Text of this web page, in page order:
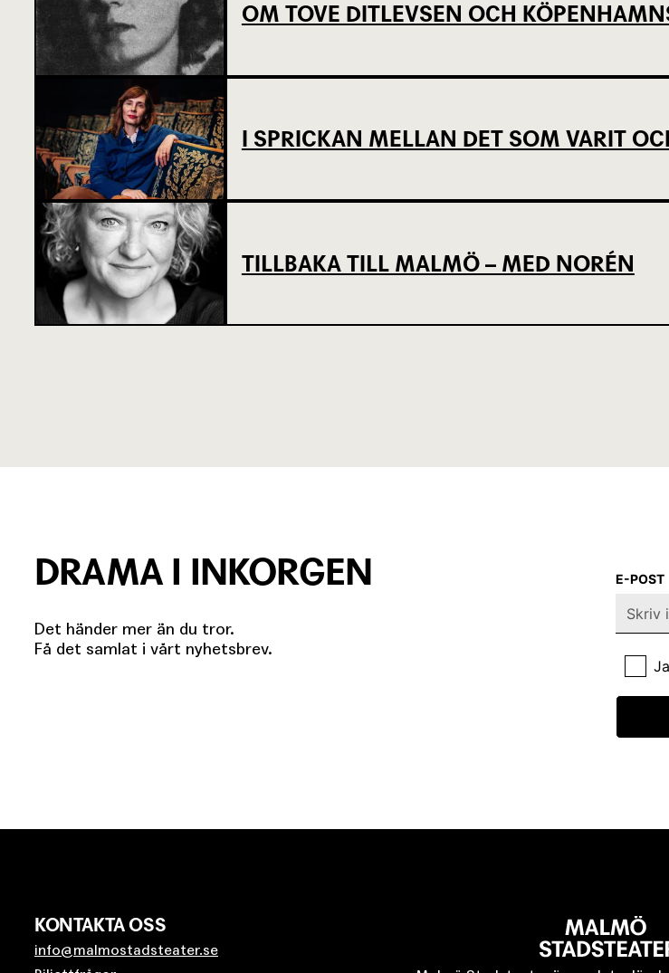
OM TOVE DITLEVSEN OCH
I SPRICKAN MELLAN DET SOM VARIT
TILLBAKA TILL MALMÖ – MED NORÉN
DRAMA I INKORGEN
Det händer mer än du tror.
Få det samlat i vårt nyhetsbrev.
E-POST
KONTAKTA OSS
info@malmostadsteater.se